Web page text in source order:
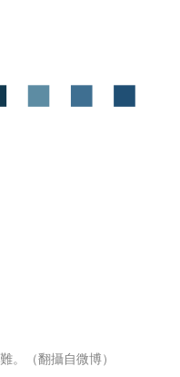
。（翻攝自微博）